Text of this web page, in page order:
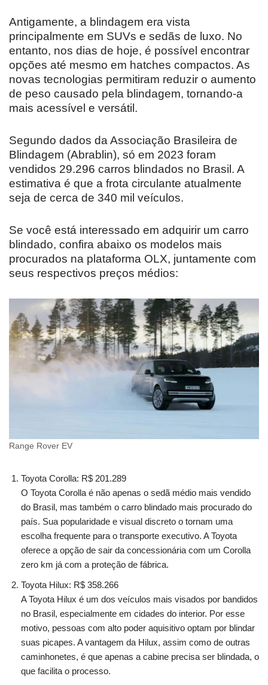
Antigamente, a blindagem era vista
principalmente em SUVs e sedãs de luxo. No
entanto, nos dias de hoje, é possível encontrar
opções até mesmo em hatches compactos. As
novas tecnologias permitiram reduzir o aumento
de peso causado pela blindagem, tornando-a
mais acessível e versátil.
Segundo dados da Associação Brasileira de
Blindagem (Abrablin), só em 2023 foram
vendidos 29.296 carros blindados no Brasil. A
estimativa é que a frota circulante atualmente
seja de cerca de 340 mil veículos.
Se você está interessado em adquirir um carro
blindado, confira abaixo os modelos mais
procurados na plataforma OLX, juntamente com
seus respectivos preços médios:
Range Rover EV
Toyota Corolla: R$ 201.289
O Toyota Corolla é não apenas o sedã médio mais vendido
do Brasil, mas também o carro blindado mais procurado do
país. Sua popularidade e visual discreto o tornam uma
escolha frequente para o transporte executivo. A Toyota
oferece a opção de sair da concessionária com um Corolla
zero km já com a proteção de fábrica.
Toyota Hilux: R$ 358.266
A Toyota Hilux é um dos veículos mais visados por bandidos
no Brasil, especialmente em cidades do interior. Por esse
motivo, pessoas com alto poder aquisitivo optam por blindar
suas picapes. A vantagem da Hilux, assim como de outras
caminhonetes, é que apenas a cabine precisa ser blindada, o
que facilita o processo.